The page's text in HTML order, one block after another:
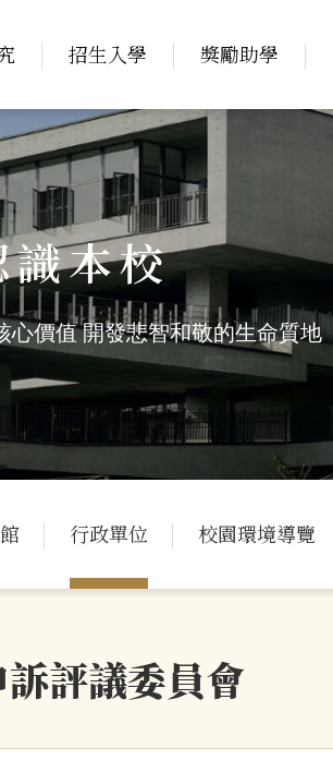
招生入學 獎勵助學
識本校
心價值開發悲智和敬的生命質地
行政單位 校園環境導覽
評議委員會